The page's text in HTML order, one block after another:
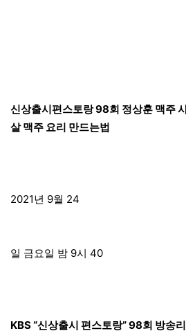
신상출시편스토랑 98회 정상훈 맥주
살 맥주 요리 만드는법
2021년 9월 24
일 금요일 밤 9시 40
KBS “신상출시 편스토랑” 98회 방송